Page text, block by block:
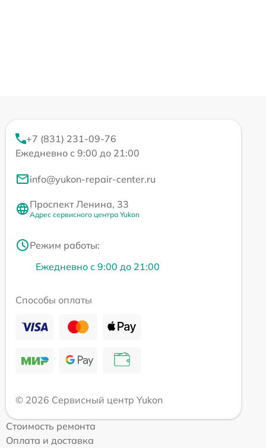
+7 (831) 231-09-76
Ежедневно с 9:00 до 21:00
info@yukon-repair-center.ru
Проспект Ленина, 33
Адрес сервисного центра Yukon
Режим работы:
Ежедневно с 9:00 до 21:00
Способы оплаты
© 2026 Сервисный центр Yukon
Стоимость ремонта
Оплата и доставка